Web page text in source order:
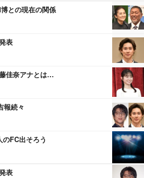
との現在の関係
表
佳奈アナとは…
報続々
のFC出そろう
表